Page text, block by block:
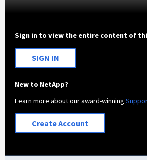
Sign in to view the entire content of
SIGN IN
New to NetApp?
Learn more about our award-winning
Create Account